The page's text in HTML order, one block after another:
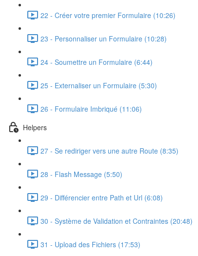
22 - Créer votre premier Formulaire (10:26)
23 - Personnaliser un Formulaire (10:28)
24 - Soumettre un Formulaire (6:44)
25 - Externaliser un Formulaire (5:30)
26 - Formulaire Imbriqué (11:06)
Helpers
27 - Se rediriger vers une autre Route (8:35)
28 - Flash Message (5:50)
29 - Différencier entre Path et Url (6:08)
30 - Système de Validation et Contraintes (20:48)
31 - Upload des Fichiers (17:53)